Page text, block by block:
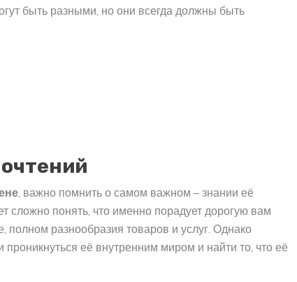
быть разными, но они всегда должны быть
, важно помнить о самом важном – знании её
сложно понять, что именно порадует дорогую вам
разнообразия товаров и услуг. Однако
её внутренним миром и найти то, что её